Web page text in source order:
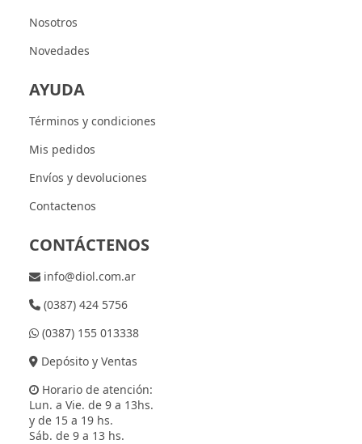
Nosotros
Novedades
AYUDA
Términos y condiciones
Mis pedidos
Envíos y devoluciones
Contactenos
CONTÁCTENOS
info@diol.com.ar
(0387) 424 5756
(0387) 155 013338
Depósito y Ventas
Horario de atención:
Lun. a Vie. de 9 a 13hs.
y de 15 a 19 hs.
Sáb. de 9 a 13 hs.